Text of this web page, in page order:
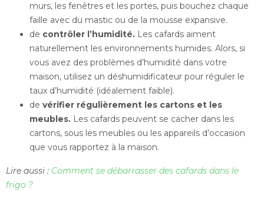
murs, les fenêtres et les portes, puis bouchez chaque
faille avec du mastic ou de la mousse expansive.
de contrôler l’humidité. Les cafards aiment
naturellement les environnements humides. Alors, si
vous avez des problèmes d’humidité dans votre
maison, utilisez un déshumidificateur pour réguler le
taux d’humidité (idéalement faible).
de vérifier régulièrement les cartons et les
meubles. Les cafards peuvent se cacher dans les
cartons, sous les meubles ou les appareils d’occasion
que vous rapportez à la maison.
Lire aussi : Comment se débarrasser des cafards dans le
frigo ?